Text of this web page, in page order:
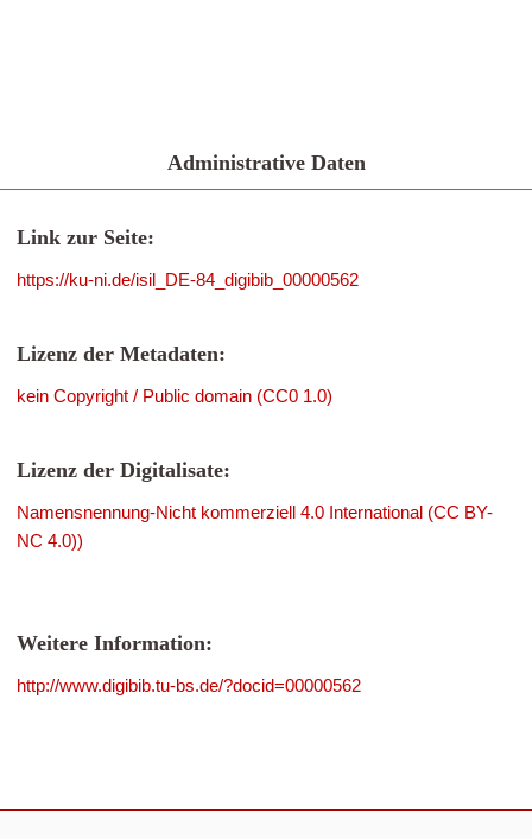
Administrative Daten
Link zur Seite:
https://ku-ni.de/isil_DE-84_digibib_00000562
Lizenz der Metadaten:
kein Copyright / Public domain (CC0 1.0)
Lizenz der Digitalisate:
Namensnennung-Nicht kommerziell 4.0 International (CC BY-
NC 4.0))
Weitere Information:
http://www.digibib.tu-bs.de/?docid=00000562